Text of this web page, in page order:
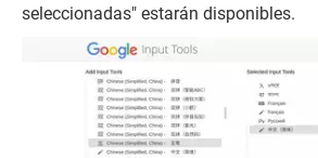
seleccionadas" estarán disponibles.